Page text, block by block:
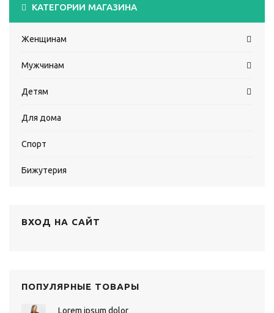
КАТЕГОРИИ МАГАЗИНА
Женщинам
Мужчинам
Детям
Для дома
Спорт
Бижутерия
ВХОД НА САЙТ
ПОПУЛЯРНЫЕ ТОВАРЫ
Lorem ipsum dolor